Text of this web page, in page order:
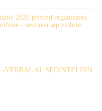
2026 privind organizarea
- sesiunea septembrie
VERBAL AL SEDINTEI DIN